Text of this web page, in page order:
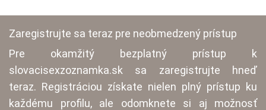
Zaregistrujte sa teraz pre neobmedzený prístup
Pre okamžitý bezplatný prístup k
slovacisexzoznamka.sk sa zaregistrujte hneď
teraz. Registráciou získate nielen plný prístup ku
každému profilu, ale odomknete si aj možnosť